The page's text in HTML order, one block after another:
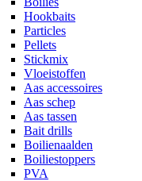
Hookbaits
Particles
Pellets
Stickmix
Vloeistoffen
Aas accessoires
Aas schep
Aas tassen
Bait drills
Boilienaalden
Boiliestoppers
PVA